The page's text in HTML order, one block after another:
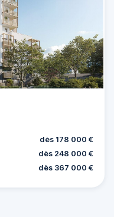
dès 178 000 €
dès 248 000 €
dès 367 000 €